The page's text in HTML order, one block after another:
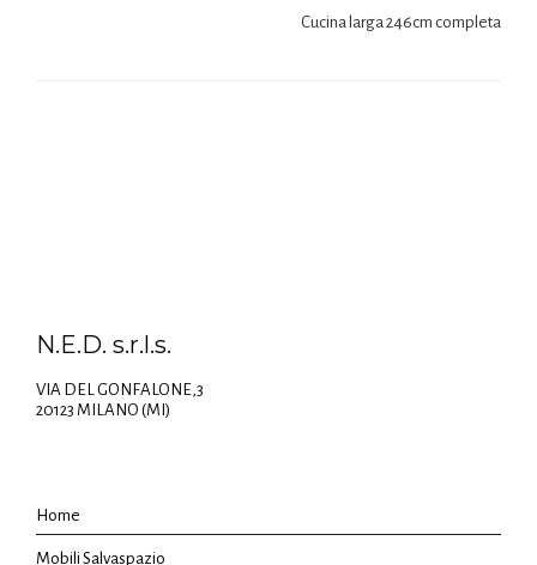
Cucina larga 246cm completa
N.E.D. s.r.l.s.
VIA DEL GONFALONE,3
20123 MILANO (MI)
Home
Mobili Salvaspazio